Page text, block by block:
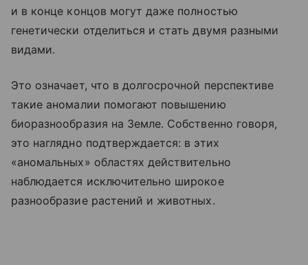
и в конце концов могут даже полностью
генетически отделиться и стать двумя разными
видами.
Это означает, что в долгосрочной перспективе
такие аномалии помогают повышению
биоразнообразия на Земле. Собственно говоря,
это наглядно подтверждается: в этих
«аномальных» областях действительно
наблюдается исключительно широкое
разнообразие растений и животных.